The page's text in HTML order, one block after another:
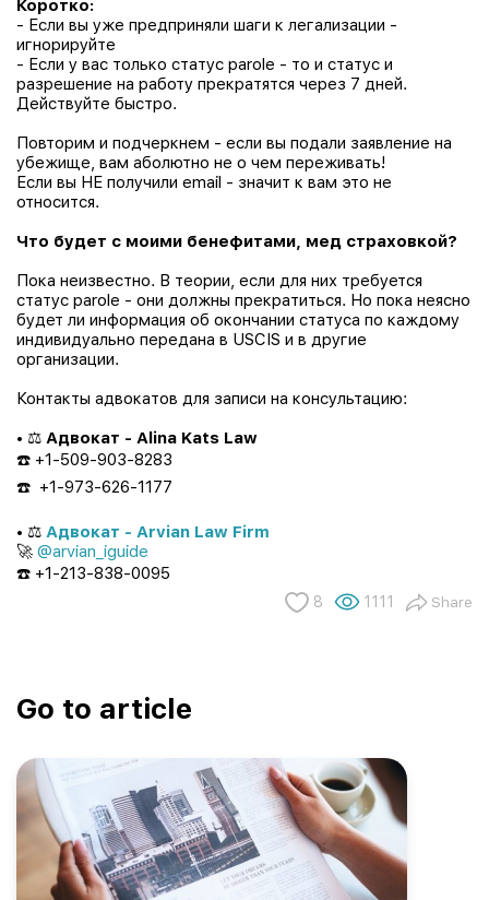
Коротко:
- Если вы уже предприняли шаги к легализации -
игнорируйте
- Если у вас только статус parole - то и статус и
разрешение на работу прекратятся через 7 дней.
Действуйте быстро.
Повторим и подчеркнем - если вы подали заявление на
убежище, вам аболютно не о чем переживать!
Если вы НЕ получили email - значит к вам это не
относится.
Что будет с моими бенефитами, мед страховкой?
Пока неизвестно. В теории, если для них требуется
статус parole - они должны прекратиться. Но пока неясно
будет ли информация об окончании статуса по каждому
индивидуально передана в USCIS и в другие
организации.
Контакты адвокатов для записи на консультацию:
• ⚖️ Адвокат - Alina Kats Law
☎️ +1-509-903-8283
☎️ +1-973-626-1177
• ⚖️ Адвокат - Arvian Law Firm
🚀 @arvian_iguide
☎️ +1-213-838-0095
8 1111 Share
Go to article